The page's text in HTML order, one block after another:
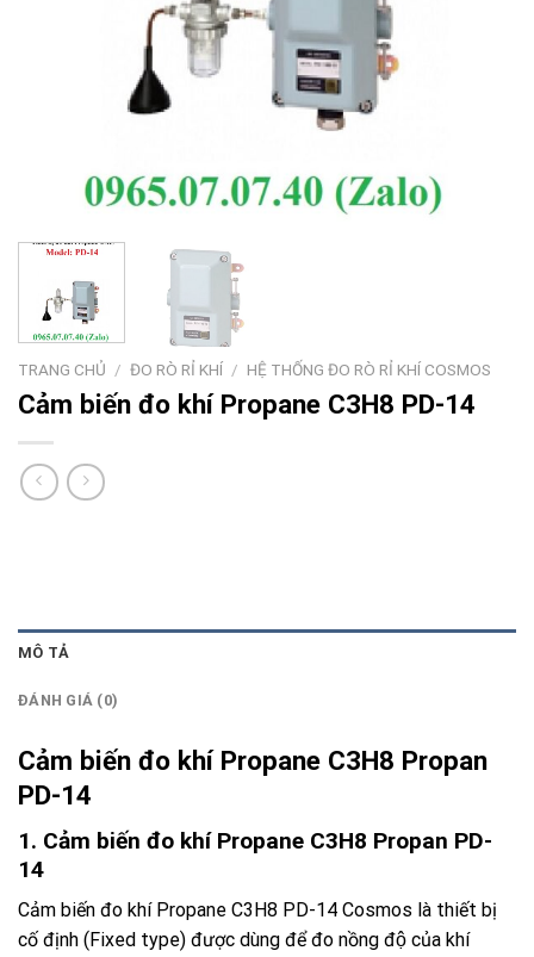
TRANG CHỦ / ĐO RÒ RỈ KHÍ / HỆ THỐNG ĐO RÒ RỈ KHÍ COSMOS
Cảm biến đo khí Propane C3H8 PD-14
MÔ TẢ
ĐÁNH GIÁ (0)
Cảm biến đo khí Propane C3H8 Propan
PD-14
1. Cảm biến đo khí Propane C3H8 Propan PD-
14
Cảm biến đo khí Propane C3H8 PD-14 Cosmos là thiết bị
cố định (Fixed type) được dùng để đo nồng độ của khí